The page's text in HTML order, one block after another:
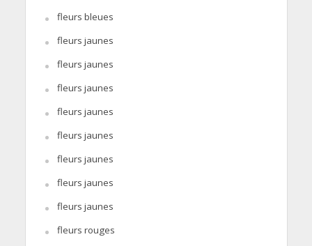
fleurs bleues
fleurs jaunes
fleurs jaunes
fleurs jaunes
fleurs jaunes
fleurs jaunes
fleurs jaunes
fleurs jaunes
fleurs jaunes
fleurs rouges